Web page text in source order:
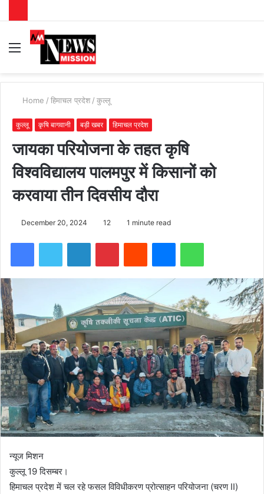
Menu
Home / हिमाचल प्रदेश / कुल्लू
कुल्लू कृषि बागवानी बड़ी खबर हिमाचल प्रदेश
जायका परियोजना के तहत कृषि
विश्वविद्यालय पालमपुर में किसानों को
करवाया तीन दिवसीय दौरा
December 20, 2024 12 1 minute read
न्यूज मिशन
कुल्लू 19 दिसम्बर।
हिमाचल प्रदेश में चल रहे फसल विविधीकरण प्रोत्साहन परियोजना (चरण II)